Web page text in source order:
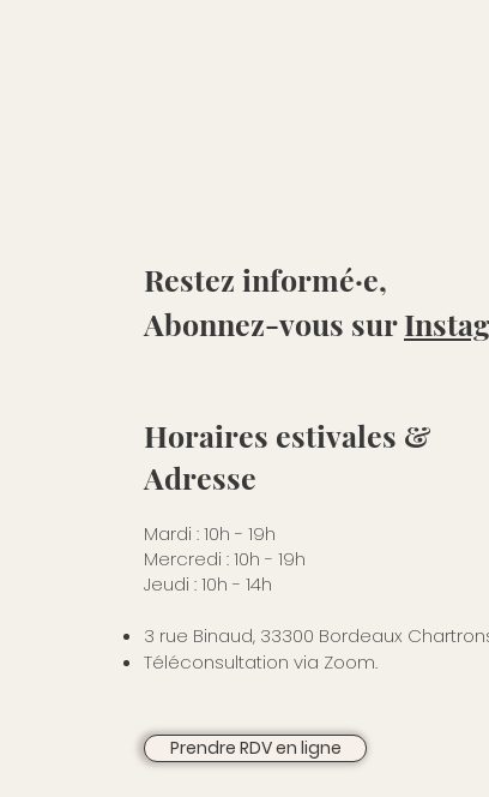
Restez informé·e,
Abonnez-vous sur
Horaires estivales &
Adresse
Mardi : 10h - 19h
Mercredi : 10h - 19h
Jeudi : 10h - 14h
3 rue Binaud, 33300 Bordeaux
Téléconsultation via Zoom.
Prendre RDV en ligne